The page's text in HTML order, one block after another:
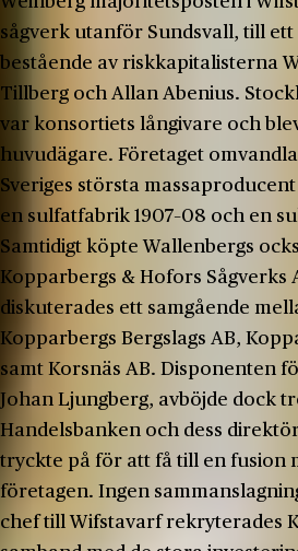
sågverk utanför Sundsvall, till
bestående av riskkapitalisterna
Tillberg och Allan Abenius.
var konsortiets långivare och
huvudägare. Företaget
Sveriges största
en sulfatfabrik 1907–08 och en
Samtidigt köpte Wallenbergs
Kopparbergs & Hofors Sågverks
diskuterades ett samgående
Kopparbergs Bergslags AB,
samt Korsnäs AB. Disponenten
Johan Ljungberg, avböjde dock
Handelsbanken och dess
tryckte på för att få till en fusion
företagen. Ingen
chef till Wifstavarf rekryterades